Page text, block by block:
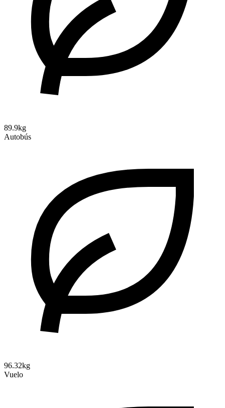
89.9kg
Autobús
96.32kg
Vuelo